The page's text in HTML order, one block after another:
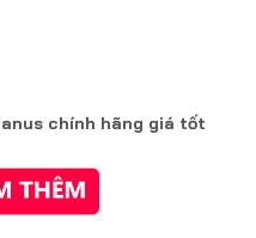
chính hãng giá tốt